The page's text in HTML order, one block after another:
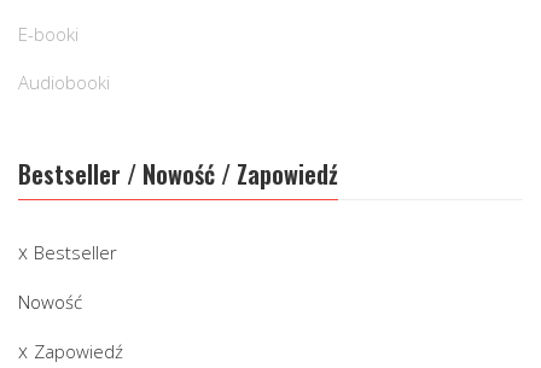
E-booki
Audiobooki
Bestseller / Nowość / Zapowiedź
Bestseller
Nowość
Zapowiedź